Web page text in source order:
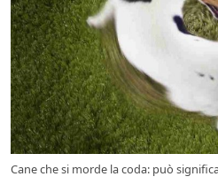
Cane che si morde la coda: può